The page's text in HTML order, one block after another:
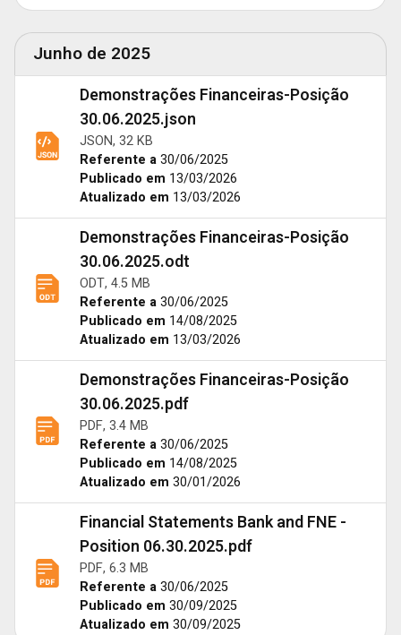
Junho de 2025
Demonstrações Financeiras-Posição
30.06.2025.json
JSON, 32 KB
Referente a30/06/2025
Publicado em 13/03/2026
Atualizado em 13/03/2026
Demonstrações Financeiras-Posição
30.06.2025.odt
ODT, 4.5 MB
Referente a30/06/2025
Publicado em 14/08/2025
Atualizado em 13/03/2026
Demonstrações Financeiras-Posição
30.06.2025.pdf
PDF, 3.4 MB
Referente a30/06/2025
Publicado em 14/08/2025
Atualizado em 30/01/2026
Financial Statements Bank and FNE -
Position 06.30.2025.pdf
PDF, 6.3 MB
Referente a30/06/2025
Publicado em 30/09/2025
Atualizado em 30/09/2025